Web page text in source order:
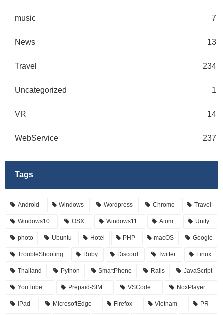
music 7
News 13
Travel 234
Uncategorized 1
VR 14
WebService 237
Tags
Android Windows Wordpress Chrome Travel
Windows10 OSX Windows11 Atom Unity
photo Ubuntu Hotel PHP macOS Google
TroubleShooting Ruby Discord Twitter Linux
Thailand Python SmartPhone Rails JavaScript
YouTube Prepaid-SIM VSCode NoxPlayer
iPad MicrosoftEdge Firefox Vietnam PR